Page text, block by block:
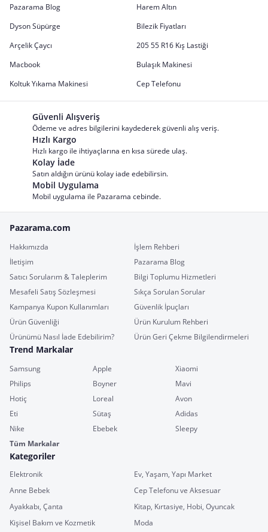
Pazarama Blog
Harem Altın
Dyson Süpürge
Bilezik Fiyatları
Arçelik Çaycı
205 55 R16 Kış Lastiği
Macbook
Bulaşık Makinesi
Koltuk Yıkama Makinesi
Cep Telefonu
Güvenli Alışveriş
Ödeme ve adres bilgilerini kaydederek güvenli alış veriş.
Hızlı Kargo
Hızlı kargo ile ihtiyaçlarına en kısa sürede ulaş.
Kolay İade
Satın aldığın ürünü kolay iade edebilirsin.
Mobil Uygulama
Mobil uygulama ile Pazarama cebinde.
Pazarama.com
Hakkımızda
İşlem Rehberi
İletişim
Pazarama Blog
Satıcı Sorularım & Taleplerim
Bilgi Toplumu Hizmetleri
Mesafeli Satış Sözleşmesi
Sıkça Sorulan Sorular
Kampanya Kupon Kullanımları
Güvenlik İpuçları
Ürün Güvenliği
Ürün Kurulum Rehberi
Ürünümü Nasıl İade Edebilirim?
Ürün Geri Çekme Bilgilendirmeleri
Trend Markalar
Samsung Apple
Xiaomi
Philips
Boyner
Mavi
Hotiç
Loreal
Avon
Eti
Sütaş
Adidas
Nike
Ebebek
Sleepy
Tüm Markalar
Kategoriler
Elektronik
Ev, Yaşam, Yapı Market
Anne Bebek
Cep Telefonu ve Aksesuar
Ayakkabı, Çanta
Kitap, Kırtasiye, Hobi, Oyuncak
Kişisel Bakım ve Kozmetik
Moda